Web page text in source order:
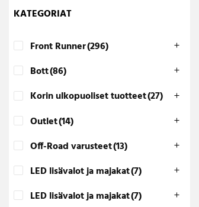
LED lisävalot ja majakat
Outlet
Vanlife
Lava-autojen tuotteet
Pakettiautotuotteet
KATEGORIAT
Front Runner(296)
Bott(86)
Korin ulkopuoliset tuotteet(27)
Outlet(14)
Off-Road varusteet(13)
LED lisävalot ja majakat(7)
LED lisävalot ja majakat(7)